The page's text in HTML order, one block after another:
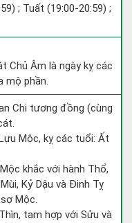
; Tuất (19:00-20:59) ;
Chủ Âm là ngày kỵ các
mộ phần.
Chi tương đồng (cùng
Mộc, kỵ các tuổi: Ất
khắc với hành Thổ,
Kỷ Dậu và Đinh Tỵ
Mộc.
tam hợp với Sửu và